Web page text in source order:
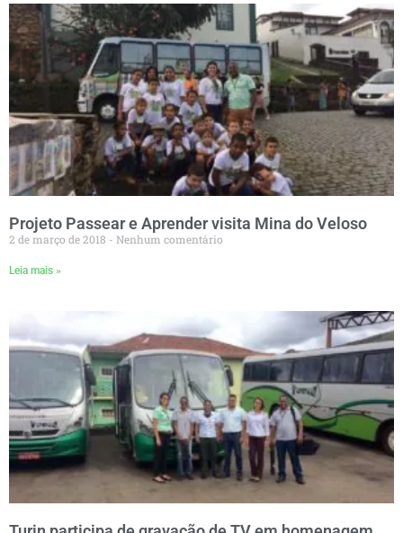
Projeto Passear e Aprender visita Mina do Veloso
2 de março de 2018 Nenhum comentário
Leia mais »